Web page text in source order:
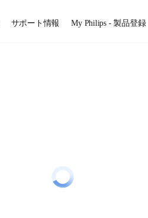
サポート情報 My Philips - 製品登録